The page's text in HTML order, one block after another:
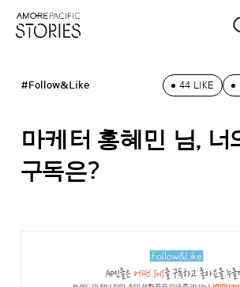
#Follow&Like 44 LIKE
마케터 홍혜민 님, 너
구독은?